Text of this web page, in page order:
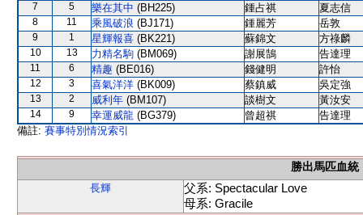
7 5 樂在其中 (BH225) 鍾占祺 夏志信
8 11 乘風破浪 (BJ171) 鍾麗芳 岳敦
9 1 星輝報喜 (BK221) 蘇錦文 方祿麟
10 13 力精名駒 (BM069) 謝展鵠 告達理
11 6 精趣 (BE016) 錢健明 許怡
12 3 喜氣洋洋 (BK009) 蔡鎮威 吳定強
13 2 威利年 (BM107) 談樹文 黃汝安
14 9 幸運威龍 (BG379) 曾超祺
告達理
備註: 賽事特別情況索引
勝出馬匹血統
長輝
父系: Spectacular Love
母系: Gracile